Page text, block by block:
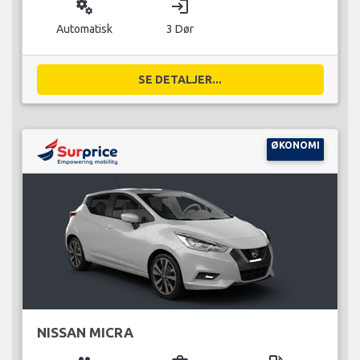
miscellaneous_services
Automatisk
login
3 Dør
SE DETALJER...
ØKONOMI
NISSAN MICRA